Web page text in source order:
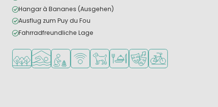
Hangar à Bananes (Ausgehen)
Ausflug zum Puy du Fou
Fahrradfreundliche Lage
In waldreicher Umgebung
HallenbadEmpfohlen für kleine Kinder
WLAN verfügbar
Haustiere erlaubt
Restaurant oder Pizzeria
Animationsteam
Fahrradverleih